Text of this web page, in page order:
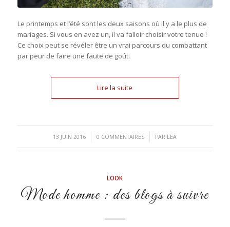
Le printemps et l’été sont les deux saisons où il y a le plus de
mariages. Si vous en avez un, il va falloir choisir votre tenue !
Ce choix peut se révéler être un vrai parcours du combattant
par peur de faire une faute de goût.
Lire la suite
13 JUIN 2016
/ 0 COMMENTAIRES
/ PAR LEA
LOOK
Mode homme : des blogs à suivre